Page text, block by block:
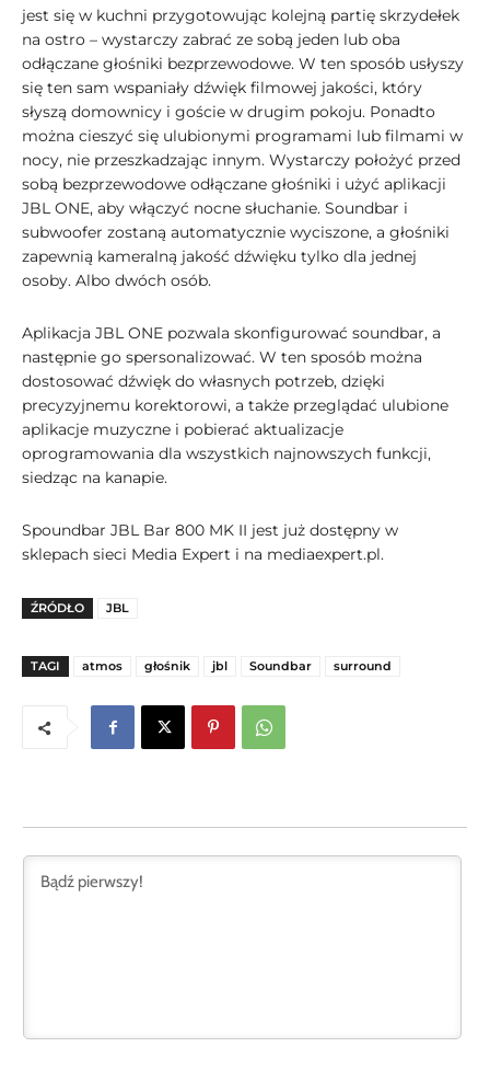
jest się w kuchni przygotowując kolejną partię skrzydełek
na ostro – wystarczy zabrać ze sobą jeden lub oba
odłączane głośniki bezprzewodowe. W ten sposób usłyszy
się ten sam wspaniały dźwięk filmowej jakości, który
słyszą domownicy i goście w drugim pokoju. Ponadto
można cieszyć się ulubionymi programami lub filmami w
nocy, nie przeszkadzając innym. Wystarczy położyć przed
sobą bezprzewodowe odłączane głośniki i użyć aplikacji
JBL ONE, aby włączyć nocne słuchanie. Soundbar i
subwoofer zostaną automatycznie wyciszone, a głośniki
zapewnią kameralną jakość dźwięku tylko dla jednej
osoby. Albo dwóch osób.
Aplikacja JBL ONE pozwala skonfigurować soundbar, a
następnie go spersonalizować. W ten sposób można
dostosować dźwięk do własnych potrzeb, dzięki
precyzyjnemu korektorowi, a także przeglądać ulubione
aplikacje muzyczne i pobierać aktualizacje
oprogramowania dla wszystkich najnowszych funkcji,
siedząc na kanapie.
Spoundbar JBL Bar 800 MK II jest już dostępny w
sklepach sieci Media Expert i na mediaexpert.pl.
ŹRÓDŁO JBL
TAGI atmos głośnik jbl Soundbar surround